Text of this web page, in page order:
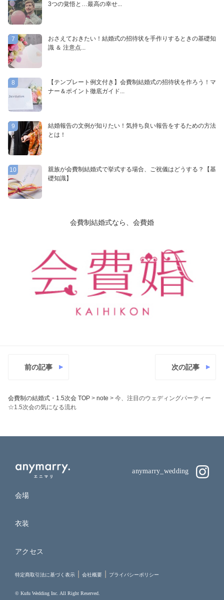
3つの覚悟と…最高の幸せ...
7
おさえておきたい！結婚式の招待状を手作りするときの基礎知
識 ＆ 注意点...
8
【テンプレート例文付き】会費制結婚式の招待状を作ろう！マ
ナー＆ポイント徹底ガイド...
9
結婚報告の文例が知りたい！気持ち良い報告をするための方法
とは！
10
親族が会費制結婚式で挙式する場合、ご祝儀はどうする？【基
礎知識】
会費制結婚式なら、会費婚
前の記事 次の記事
会費制の結婚式・1.5次会 TOP > note > 今、注目のウェディングパーティー
☆1.5次会の気になる流れ
anymarry_wedding
会場
衣装
アクセス
特定商取引法に基づく表示 会社概要 プライバシーポリシー
© Kufu Wedding Inc. All Right Reserved.